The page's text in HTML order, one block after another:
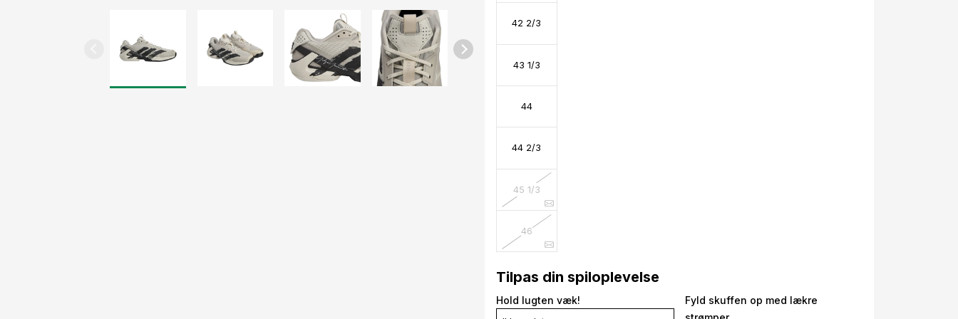
42 2/3
43 1/3
44
44 2/3
45 1/3
46
Tilpas din spiloplevelse
Hold lugten væk!
Fyld skuffen op med lækre